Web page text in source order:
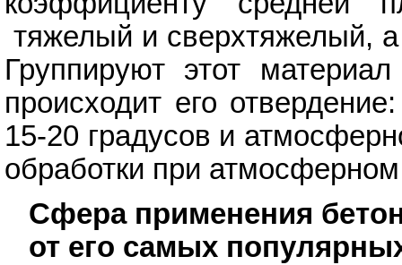
тяжелый и сверхтяжелый, а
Группируют этот
происходит его
15-20 градусов и
обработки при
Сфера применения
от его самых